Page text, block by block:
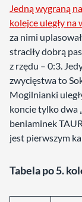
Jedną wygraną
kolejce uległy na
za nimi
straciły dobrą
z rzędu – 0:3.
zwycięstwa to
Mogilnianki
koncie tylko dwa
beniaminek
jest pierwszym
Tabela po 5.